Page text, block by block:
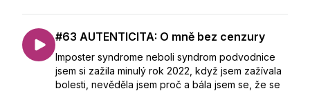
#63 AUTENTICITA: O mně bez cenzury
Imposter syndrome neboli syndrom podvodnice
jsem si zažila minulý rok 2022, když jsem zažívala
bolesti, nevěděla jsem proč a bála jsem se, že se